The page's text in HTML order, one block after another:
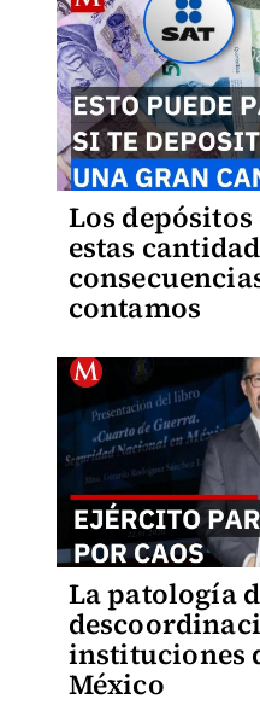
Los
estas
contamos
La patología
instituciones
México